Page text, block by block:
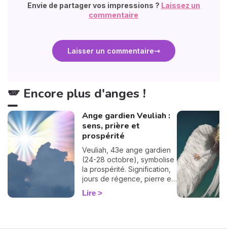
Envie de partager vos impressions ? Laissez un
commentaire
Laisser un commentaire
🪽 Encore plus d'anges !
Ange gardien Veuliah :
sens, prière et
prospérité
Veuliah, 43e ange gardien
(24-28 octobre), symbolise
la prospérité. Signification,
jours de régence, pierre et
prière pour l'invoquer.
Lire